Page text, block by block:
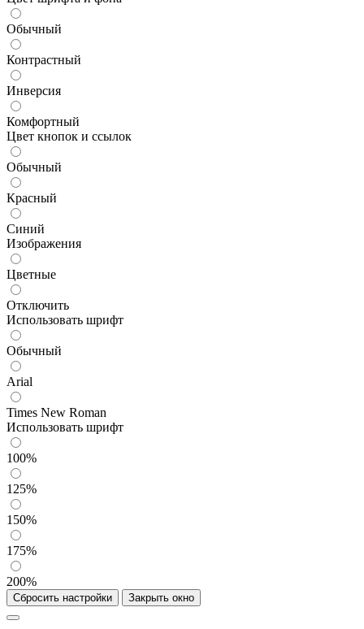
Обычный
Контрастный
Инверсия
Комфортный
Цвет кнопок и ссылок
Обычный
Красный
Синий
Изображения
Цветные
Отключить
Использовать шрифт
Обычный
Arial
Times New Roman
Использовать шрифт
100%
125%
150%
175%
200%
Сбросить настройки Закрыть окно